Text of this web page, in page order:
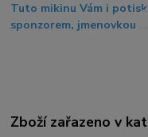
Tuto mikinu Vám i
sponzorem, jmenovkou
Zboží zařazeno v